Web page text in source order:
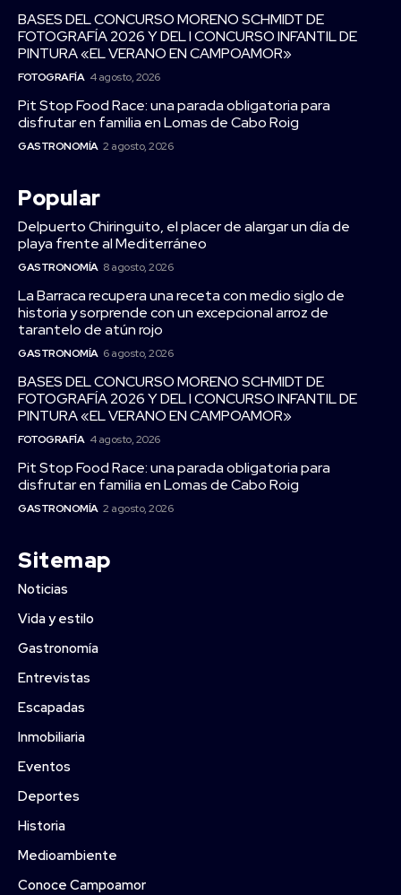
BASES DEL CONCURSO MORENO SCHMIDT DE
FOTOGRAFÍA 2026 Y DEL I CONCURSO INFANTIL DE
PINTURA «EL VERANO EN CAMPOAMOR»
FOTOGRAFÍA 4 agosto, 2026
Pit Stop Food Race: una parada obligatoria para
disfrutar en familia en Lomas de Cabo Roig
GASTRONOMÍA 2 agosto, 2026
Popular
Delpuerto Chiringuito, el placer de alargar un día de
playa frente al Mediterráneo
GASTRONOMÍA 8 agosto, 2026
La Barraca recupera una receta con medio siglo de
historia y sorprende con un excepcional arroz de
tarantelo de atún rojo
GASTRONOMÍA 6 agosto, 2026
BASES DEL CONCURSO MORENO SCHMIDT DE
FOTOGRAFÍA 2026 Y DEL I CONCURSO INFANTIL DE
PINTURA «EL VERANO EN CAMPOAMOR»
FOTOGRAFÍA 4 agosto, 2026
Pit Stop Food Race: una parada obligatoria para
disfrutar en familia en Lomas de Cabo Roig
GASTRONOMÍA 2 agosto, 2026
Sitemap
Noticias
Vida y estilo
Gastronomía
Entrevistas
Escapadas
Inmobiliaria
Eventos
Deportes
Historia
Medioambiente
Conoce Campoamor